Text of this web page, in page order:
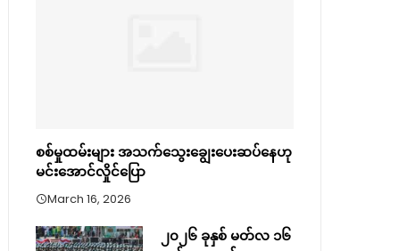
စစ်မှုထမ်းများ အသက်သွေးချွေးပေးဆပ်နေဟု
မင်းအောင်လှိုင်ပြော
March 16, 2026
၂၀၂၆ ခုနှစ် မတ်လ ၁၆